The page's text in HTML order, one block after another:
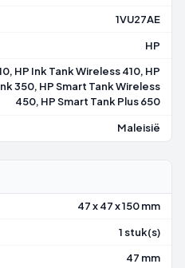
1VU27AE
HP
HP Ink Tank Wireless 410, HP
350, HP Smart Tank Wireless
450, HP Smart Tank Plus 650
Maleisië
47 x 47 x 150 mm
1 stuk(s)
47 mm